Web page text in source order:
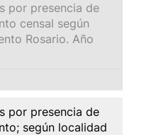
por presencia de
censal según
Rosario. Año
por presencia de
según localidad